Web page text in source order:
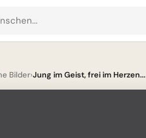
Bilder›Jung im Geist, frei im Herzen...